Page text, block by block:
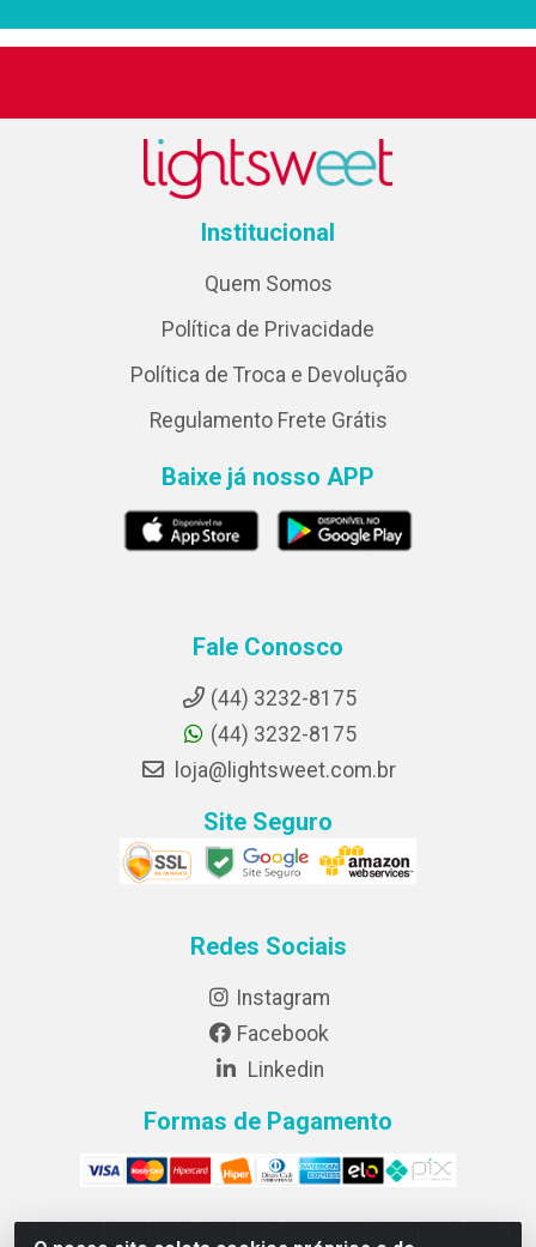
Institucional
Quem Somos
Política de Privacidade
Política de Troca e Devolução
Regulamento Frete Grátis
Baixe já nosso APP
Fale Conosco
(44) 3232-8175
(44) 3232-8175
loja@lightsweet.com.br
Site Seguro
Redes Sociais
Instagram
Facebook
Linkedin
Formas de Pagamento